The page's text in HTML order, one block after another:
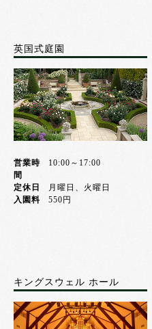
英国式庭園
営業時
間
10:00～17:00
定休日
月曜日、火曜日
入園料
550円
キングスウェル ホール